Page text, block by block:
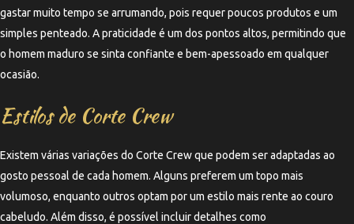
gastar muito tempo se arrumando, pois requer poucos produtos e um
simples penteado. A praticidade é um dos pontos altos, permitindo que
o homem maduro se sinta confiante e bem-apessoado em qualquer
ocasião.
Estilos de Corte Crew
Existem várias variações do Corte Crew que podem ser adaptadas ao
gosto pessoal de cada homem. Alguns preferem um topo mais
volumoso, enquanto outros optam por um estilo mais rente ao couro
cabeludo. Além disso, é possível incluir detalhes como